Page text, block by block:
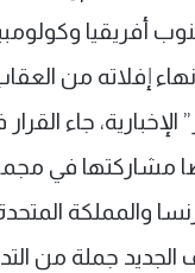
أفريقيا
وإنهاء إفلاته من
جاء
مشاركتها في
والمملكة
الجديد جملة من